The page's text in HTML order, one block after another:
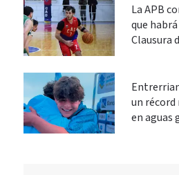
La APB
que
Clausura
un
en aguas